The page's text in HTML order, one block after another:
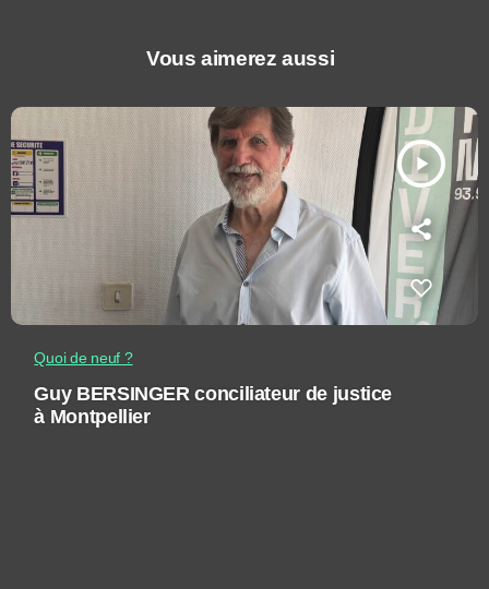
Vous aimerez aussi
play_arrow
Quoi de neuf ?
Guy BERSINGER conciliateur de justice
à Montpellier